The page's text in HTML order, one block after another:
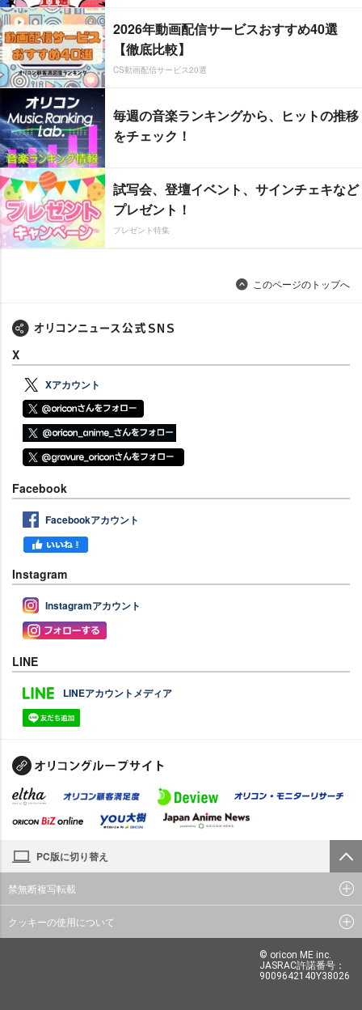
2026年動画配信サービスおすすめ40選
【徹底比較】
CS動画配信サービス20選
毎週の音楽ランキングから、ヒットの推移
をチェック！
試写会、登壇イベント、サインチェキなど
プレゼント！
プレゼント特集
このページのトップへ
X
Xアカウント
Facebook
Facebookアカウント
Instagram
Instagramアカウント
LINE
LINEアカウントメディア
PC版に切り替え
禁無断複写転載
クッキーの使用について
© oricon ME inc.
JASRAC許諾番号：
9009642140Y38026